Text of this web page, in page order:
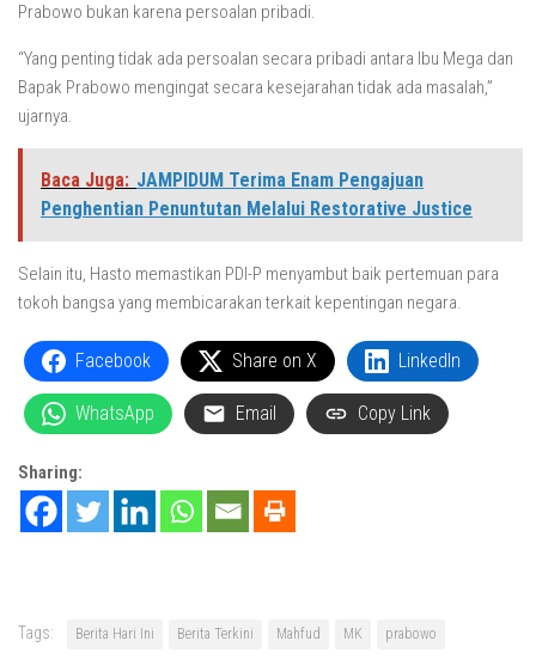
Prabowo bukan karena persoalan pribadi.
“Yang penting tidak ada persoalan secara pribadi antara Ibu Mega dan
Bapak Prabowo mengingat secara kesejarahan tidak ada masalah,”
ujarnya.
Baca Juga: JAMPIDUM Terima Enam Pengajuan
Penghentian Penuntutan Melalui Restorative Justice
Selain itu, Hasto memastikan PDI-P menyambut baik pertemuan para
tokoh bangsa yang membicarakan terkait kepentingan negara.
Facebook Share on X LinkedIn
WhatsApp Email Copy Link
Sharing:
Tags: Berita Hari Ini Berita Terkini Mahfud MK prabowo